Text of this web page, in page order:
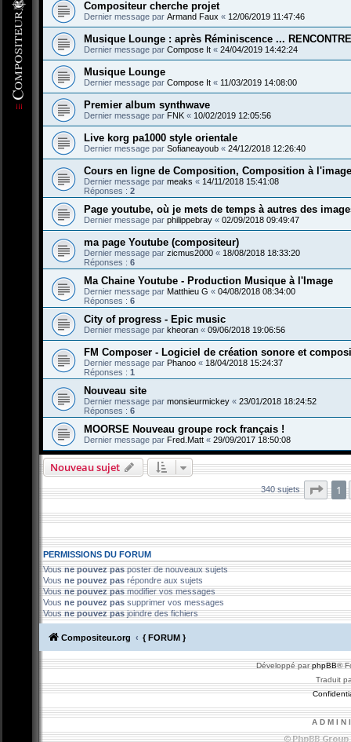
Compositeur cherche projet
Dernier message par Armand Faux « 12/06/2019 11:47:46
Musique Lounge : après Réminiscence ...
Dernier message par Compose It « 24/04/2019 14:42:24
Musique Lounge
Dernier message par Compose It « 11/03/2019 14:08:00
Premier album synthwave
Dernier message par FNK « 10/02/2019 12:05:56
Live korg pa1000 style orientale
Dernier message par Sofianeayoub « 24/12/2018 12:26:40
Cours en ligne de Composition, Composition à
Dernier message par meaks « 14/11/2018 15:41:08
Réponses : 2
Page youtube, où je mets de temps à autres des
Dernier message par philippebray « 02/09/2018 09:49:47
ma page Youtube (compositeur)
Dernier message par zicmus2000 « 18/08/2018 18:33:20
Réponses : 6
Ma Chaine Youtube - Production Musique à l'Image
Dernier message par Matthieu G « 04/08/2018 08:34:00
Réponses : 6
City of progress - Epic music
Dernier message par kheoran « 09/06/2018 19:06:56
FM Composer - Logiciel de création sonore et
Dernier message par Phanoo « 18/04/2018 15:24:37
Réponses : 1
Nouveau site
Dernier message par monsieurmickey « 23/01/2018 18:24:52
Réponses : 6
MOORSE Nouveau groupe rock français !
Dernier message par Fred.Matt « 29/09/2017 18:50:08
Nouveau sujet
340 sujets Page
1
PERMISSIONS DU FORUM
Vousne pouvez pasposter de nouveaux sujets
Vous ne pouvez pas répondre aux sujets
Vousne pouvez pasmodifier vos messages
Vous ne pouvez pas supprimer vos messages
Vousne pouvez pasjoindre des fichiers
Compositeur.org { FORUM }
Développé parphpBB®
Traduit
A D M I N